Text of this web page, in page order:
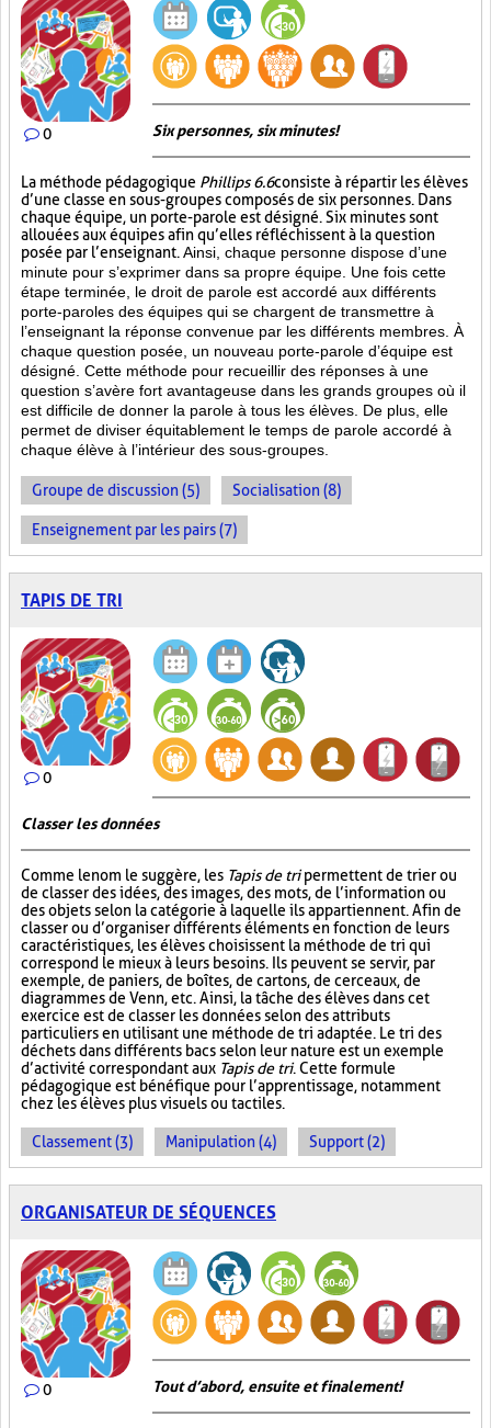
0 Six personnes, six minutes!
La méthode pédagogique Phillips 6.6consiste à répartir les élèves
d’une classe en sous-groupes composés de six personnes. Dans
chaque équipe, un porte-parole est désigné. Six minutes sont
allouées aux équipes afin qu’elles réfléchissent à la question
posée par l’enseignant. Ainsi, chaque personne dispose d’une
minute pour s’exprimer dans sa propre équipe. Une fois cette
étape terminée, le droit de parole est accordé aux différents
porte-paroles des équipes qui se chargent de transmettre à
l’enseignant la réponse convenue par les différents membres. À
chaque question posée, un nouveau porte-parole d’équipe est
désigné. Cette méthode pour recueillir des réponses à une
question s’avère fort avantageuse dans les grands groupes où il
est difficile de donner la parole à tous les élèves. De plus, elle
permet de diviser équitablement le temps de parole accordé à
chaque élève à l’intérieur des sous-groupes.
Groupe de discussion (5) Socialisation (8)
Enseignement par les pairs (7)
TAPIS DE TRI
0
Classer les données
Comme le nom le suggère, les Tapis de tripermettent de trier ou
de classer des idées, des images, des mots, de l’information ou
des objets selon la catégorie à laquelle ils appartiennent. Afin de
classer ou d’organiser différents éléments en fonction de leurs
caractéristiques, les élèves choisissent la méthode de tri qui
correspond le mieux à leurs besoins. Ils peuvent se servir, par
exemple, de paniers, de boîtes, de cartons, de cerceaux, de
diagrammes de Venn, etc. Ainsi, la tâche des élèves dans cet
exercice est de classer les données selon des attributs
particuliers en utilisant une méthode de tri adaptée. Le tri des
déchets dans différents bacs selon leur nature est un exemple
d’activité correspondant aux Tapis de tri. Cette formule
pédagogique est bénéfique pour l’apprentissage, notamment
chez les élèves plus visuels ou tactiles.
Classement (3) Manipulation (4) Support (2)
ORGANISATEUR DE SÉQUENCES
0 Tout d’abord, ensuite et finalement!